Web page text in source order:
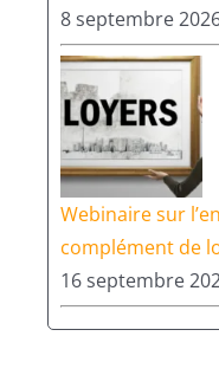
8 septembre
Webinaire sur
complément de
16 septembre